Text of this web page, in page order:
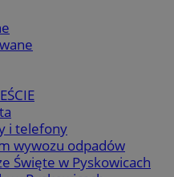
i telefony
wywozu odpadów
Święte w Pyskowicach